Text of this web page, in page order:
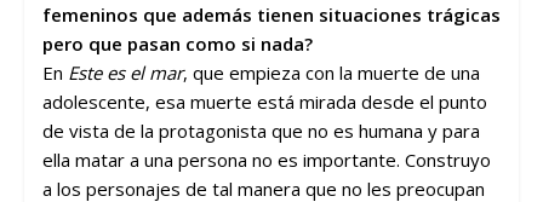
femeninos que además tienen situaciones trágicas
pero que pasan como si nada?
En Este es el mar, que empieza con la muerte de una
adolescente, esa muerte está mirada desde el punto
de vista de la protagonista que no es humana y para
ella matar a una persona no es importante. Construyo
a los personajes de tal manera que no les preocupan